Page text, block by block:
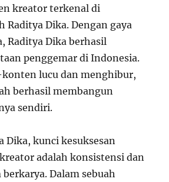
kreator terkenal di
Raditya Dika. Dengan gaya
Raditya Dika berhasil
penggemar di Indonesia.
lucu dan menghibur,
berhasil membangun
sendiri.
Dika, kunci kesuksesan
adalah konsistensi dan
Dalam sebuah